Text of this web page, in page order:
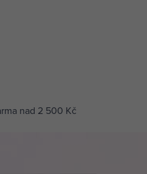
nad 2 500 Kč